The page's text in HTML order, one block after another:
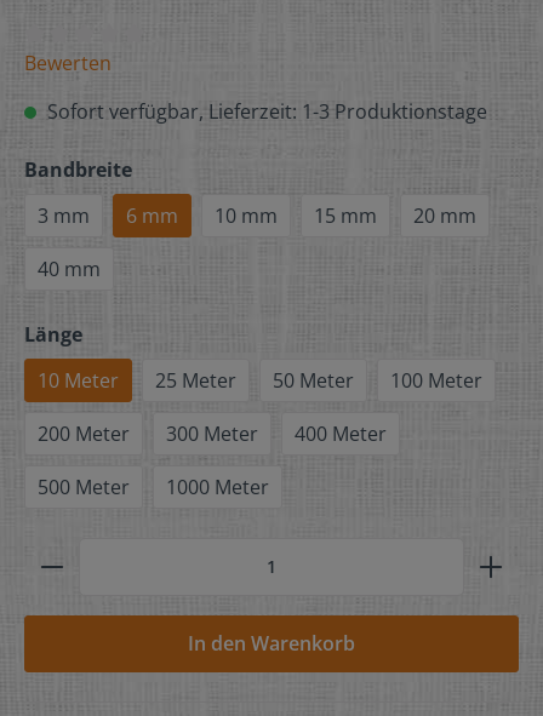
Bewerten
Sofort verfügbar, Lieferzeit: 1-3 Produktionstage
Bandbreite
3 mm
6 mm 10 mm 15 mm
20 mm
40 mm
Länge
10 Meter
25 Meter 50 Meter
100 Meter
200 Meter
300 Meter
400 Meter
500 Meter
1000 Meter
In den Warenkorb